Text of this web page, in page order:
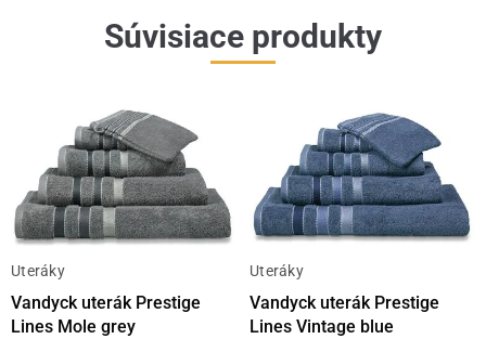
Súvisiace produkty
Uteráky
Vandyck uterák Prestige
Lines Mole grey
Uteráky
Vandyck uterák Prestige
Lines Vintage blue